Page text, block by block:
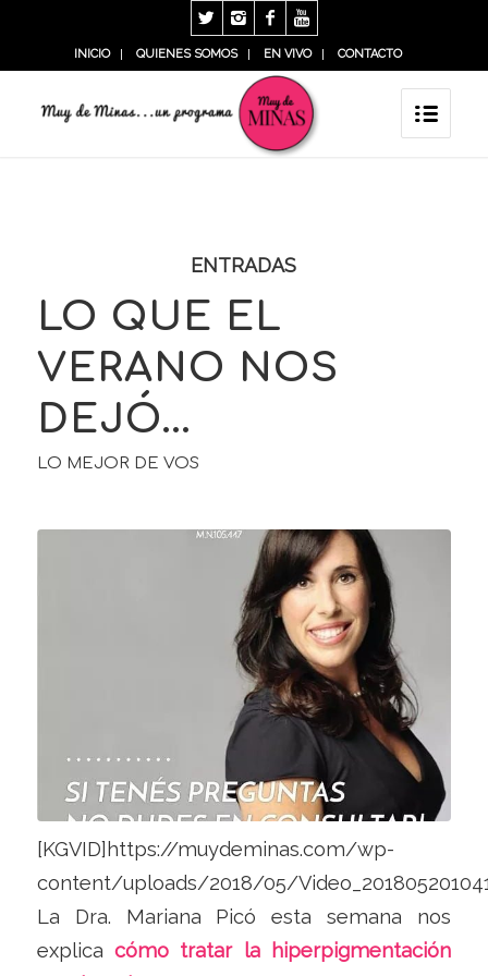
INICIO QUIENES SOMOS EN VIVO CONTACTO
ENTRADAS
LO QUE EL
VERANO NOS
DEJÓ…
LO MEJOR DE VOS
[KGVID]https://muydeminas.com/wp-
content/uploads/2018/05/
La Dra. Mariana Picó esta semana nos
explicacómo tratar la hiperpigmentación